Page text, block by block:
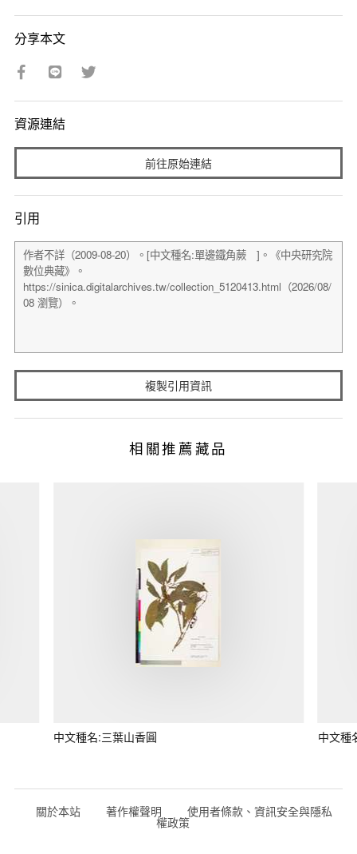
分享本文
資源連結
前往原始連結
引用
複製引用資訊
相關推薦藏品
中文種名:三葉山香圓 中文種
關於本站 著作權聲明 使用者條款、資訊安全與隱私
權政策